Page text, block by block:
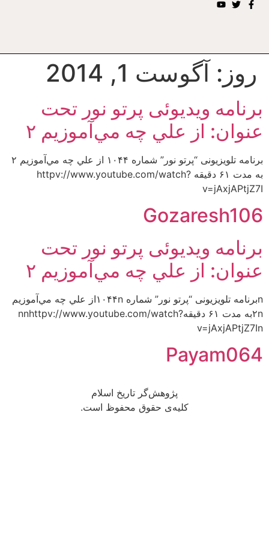
روز: آگوست 1, 2014
برنامه ويديوئى پرتو نور تحت
عنوان: از علي چه مي‌‌آموزيم ۲
برنامه تلويزيونى “پرتو نور” شماره ۱۰۴۴ از علي چه مي‌‌آموزيم ۲
به مدت ۶۱ دقيقه httpv://www.youtube.com/watch?
v=jAxjAPtjZ7I
Gozaresh106
برنامه ويديوئى پرتو نور تحت
عنوان: از علي چه مي‌‌آموزيم ۲
nبرنامه تلويزيونى “پرتو نور” شماره ۱۰۴۴nاز علي چه مي‌‌آموزيم
۲nبه مدت ۶۱ دقيقهnnhttpv://www.youtube.com/watch?
v=jAxjAPtjZ7In
Payam064
پژوهش‌گر تاریخ اسلام
کلیه‌ی حقوق محفوظ است.